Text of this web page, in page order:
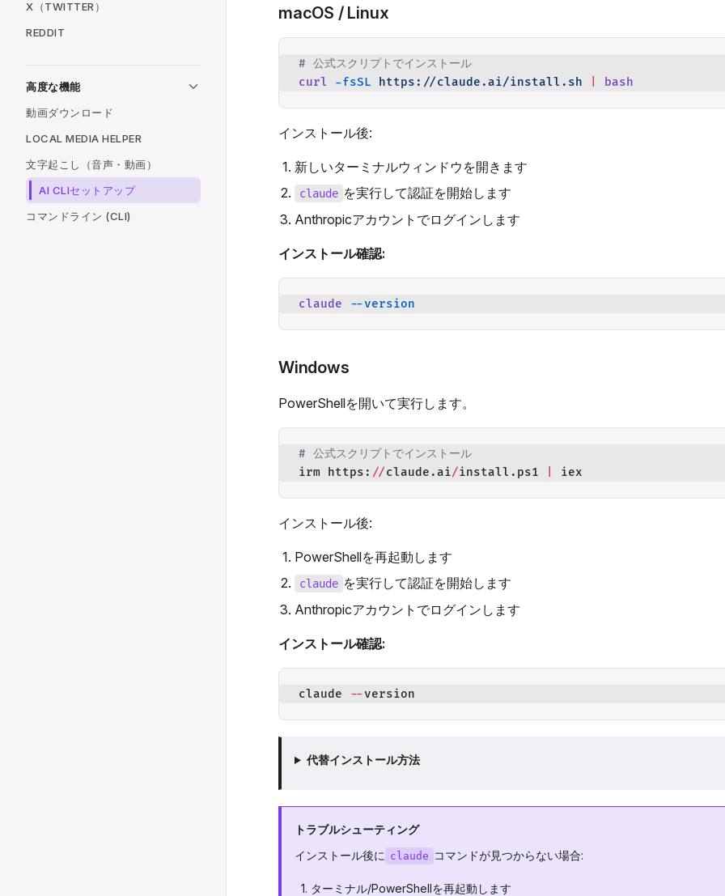
X（TWITTER）
REDDIT
高度な機能
動画ダウンロード
LOCAL MEDIA HELPER
文字起こし（音声・動画）
AI CLIセットアップ
コマンドライン (CLI)
macOS / Linux
# 公式スクリプトでインストール
curl -fsSL https://claude.ai/install.sh bash
インストール後:
新しいターミナルウィンドウを開きます
claude を実行して認証を開始します
Anthropicアカウントでログインします
インストール確認:
claude --version
Windows
PowerShellを開いて実行します。
# 公式スクリプトでインストール
irm https: //claude.ai/install.ps1 iex
インストール後:
PowerShellを再起動します
claude を実行して認証を開始します
Anthropicアカウントでログインします
インストール確認:
claude --version
代替インストール方法
トラブルシューティング
インストール後に claude コマンドが見つからない場合:
ターミナル/PowerShellを再起動します